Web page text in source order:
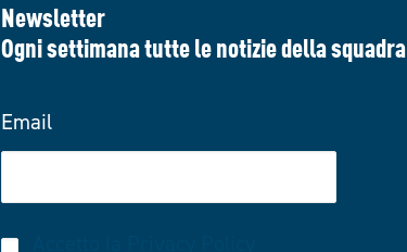
Newsletter
Ogni settimana tutte le notizie della squadra
Email